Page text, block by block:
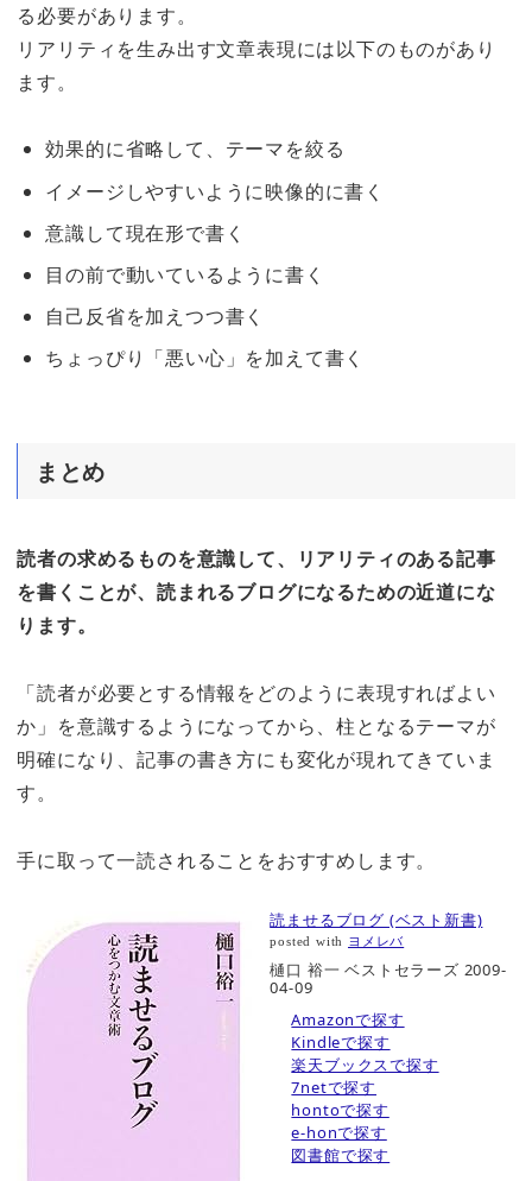
る必要があります。
リアリティを生み出す文章表現には以下のものがあり
ます。
効果的に省略して、テーマを絞る
イメージしやすいように映像的に書く
意識して現在形で書く
目の前で動いているように書く
自己反省を加えつつ書く
ちょっぴり「悪い心」を加えて書く
まとめ
読者の求めるものを意識して、リアリティのある記事
を書くことが、読まれるブログになるための近道にな
ります。
「読者が必要とする情報をどのように表現すればよい
か」を意識するようになってから、柱となるテーマが
明確になり、記事の書き方にも変化が現れてきていま
す。
手に取って一読されることをおすすめします。
読ませるブログ (ベスト新書)
posted with ヨメレバ
樋口 裕一 ベストセラーズ 2009-
04-09
Amazonで探す
Kindleで探す
楽天ブックスで探す
7netで探す
hontoで探す
e-honで探す
図書館で探す